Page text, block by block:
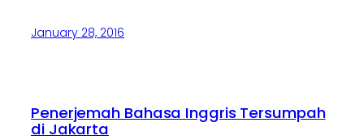
January 28, 2016
Penerjemah Bahasa Inggris Tersumpah
di Jakarta